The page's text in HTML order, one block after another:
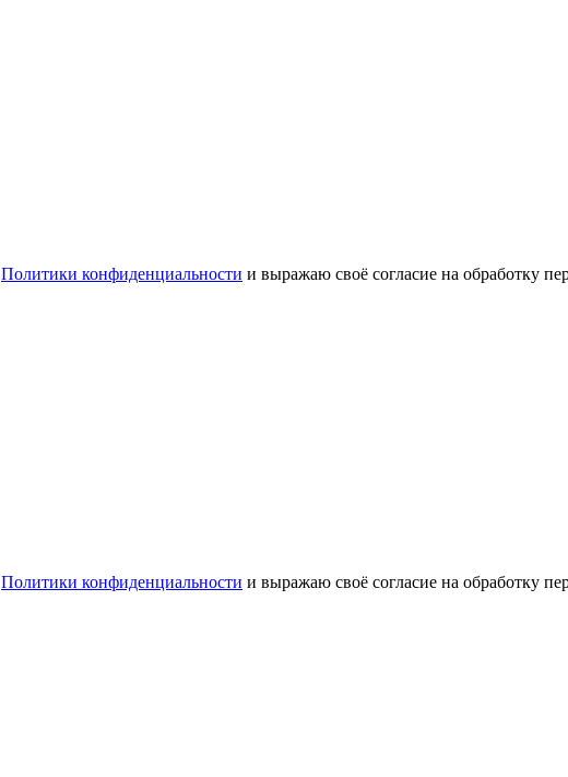
Политики конфиденциальности и выражаю своё согласие на обработку
Политики конфиденциальности и выражаю своё согласие на обработку